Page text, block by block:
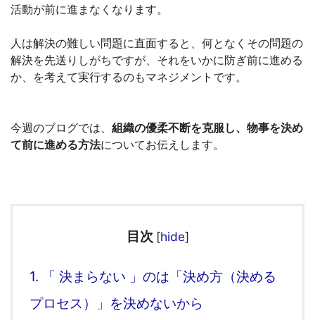
活動が前に進まなくなります。
人は解決の難しい問題に直面すると、何となくその問題の
解決を先送りしがちですが、それをいかに防ぎ前に進める
か、を考えて実行するのもマネジメントです。
今週のブログでは、 組織の優柔不断を克服し、物事を決め
て前に進める方法についてお伝えします。
目次 [hide]
1. 「 決まらない 」のは「決め方（決める
プロセス）」を決めないから